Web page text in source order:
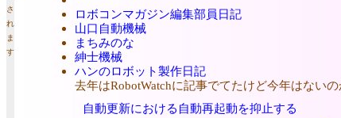
さ
れ
ま
す
ロボコンマガジン編集部員日記
山口自動機械
まちみのな
紳士機械
ハンのロボット製作日記
去年はRobotWatchに記事でてたけど今年はないの
自動更新における自動再起動を抑止する